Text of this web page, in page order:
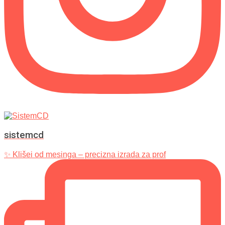
sistemcd
✨ Klišei od mesinga – precizna izrada za prof